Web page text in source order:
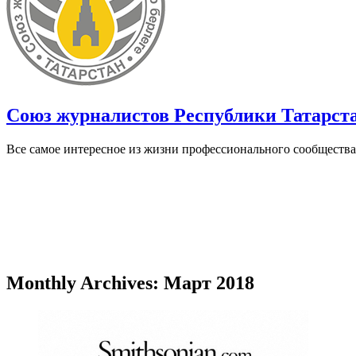
Союз журналистов Республики
Все самое интересное из жизни профессионального сообщества
Monthly Archives: Март 2018